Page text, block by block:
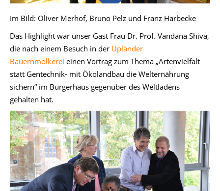
Im Bild: Oliver Merhof, Bruno Pelz und Franz Harbecke
Das Highlight war unser Gast Frau Dr. Prof. Vandana Shiva,
die nach einem Besuch in der Upländer
Bauernmolkerei einen Vortrag zum Thema „Artenvielfalt
statt Gentechnik- mit Ökolandbau die Welternährung
sichern“ im Bürgerhaus gegenüber des Weltladens
gehalten hat.